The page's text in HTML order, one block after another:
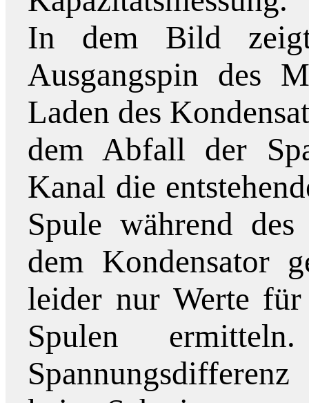
In dem Bild
Ausgangspin des
Laden des
dem Abfall der
Kanal die
Spule während
dem Kondensator
leider nur Werte für
Spulen